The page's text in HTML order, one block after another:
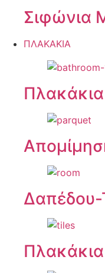
Σιφώνια
ΠΛΑΚΑΚΙΑ
Δαπέδου-